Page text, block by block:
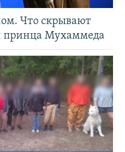
Что скрывают
принца Мухаммеда